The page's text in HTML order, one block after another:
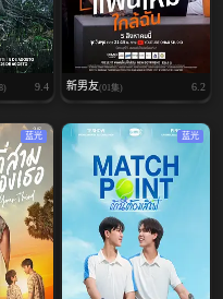
9.4 新男友(01集) 6.2
蓝光 蓝光